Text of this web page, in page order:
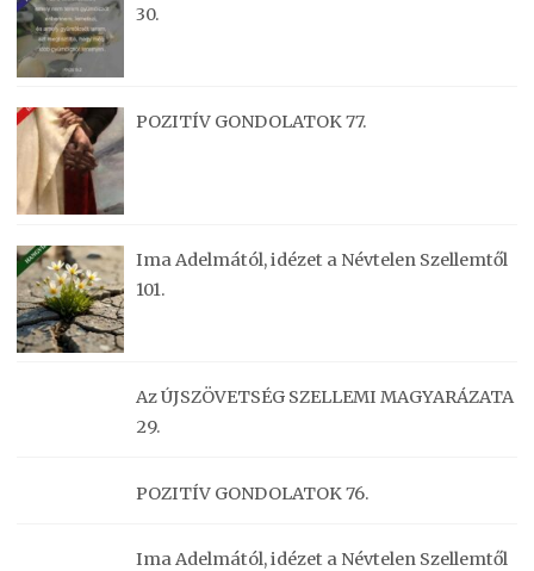
30.
POZITÍV GONDOLATOK 77.
Ima Adelmától, idézet a Névtelen Szellemtől
101.
Az ÚJSZÖVETSÉG SZELLEMI MAGYARÁZATA
29.
POZITÍV GONDOLATOK 76.
Ima Adelmától, idézet a Névtelen Szellemtől